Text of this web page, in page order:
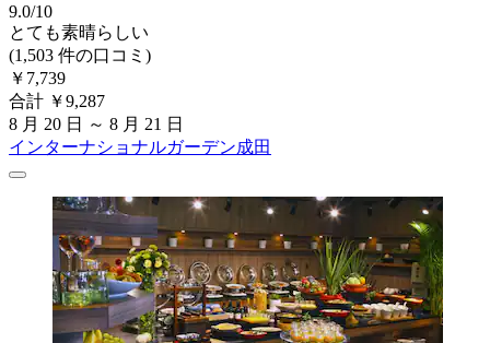
9.0/10
とても素晴らしい
(1,503 件の口コミ)
￥7,739
合計 ￥9,287
8 月 20 日 ～ 8 月 21 日
インターナショナルガーデン成田